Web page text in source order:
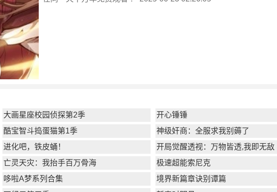
大画星座校园侦探第2季
开心锤锤
酷宝智斗捣蛋猫第1季
神级奸商：全服求我别薅了
进化吧，铁皮蛹！
开局觉醒透视：万物皆透,我即无敌
亡灵天灾：我抬手百万骨海
极速超能索尼克
哆啦A梦系列合集
境界新篇章诀别谭篇